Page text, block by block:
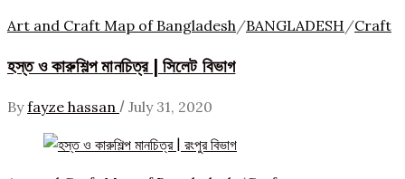
Art and Craft Map of Bangladesh/BANGLADESH/Craft
হস্ত ও কারুশিল্প মানচিত্র | সিলেট বিভাগ
By fayze hassan / July 31, 2020